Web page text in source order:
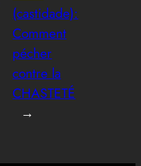
(castidade):
Comment
pécher
contre la
CHASTETÉ
→